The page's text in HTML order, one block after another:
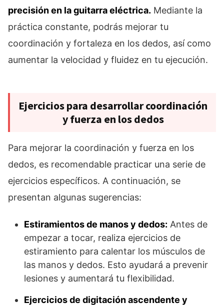
precisión en la guitarra eléctrica. Mediante la
práctica constante, podrás mejorar tu
coordinación y fortaleza en los dedos, así como
aumentar la velocidad y fluidez en tu ejecución.
Ejercicios para desarrollar coordinación
y fuerza en los dedos
Para mejorar la coordinación y fuerza en los
dedos, es recomendable practicar una serie de
ejercicios específicos. A continuación, se
presentan algunas sugerencias:
Estiramientos de manos y dedos: Antes de
empezar a tocar, realiza ejercicios de
estiramiento para calentar los músculos de
las manos y dedos. Esto ayudará a prevenir
lesiones y aumentará tu flexibilidad.
Ejercicios de digitación ascendente y